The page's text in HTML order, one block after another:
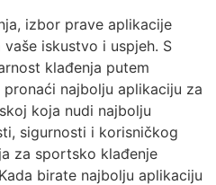
izbor prave aplikacije
iskustvo i uspjeh. S
klađenja putem
najbolju aplikaciju za
koja nudi najbolju
sigurnosti i korisničkog
za sportsko klađenje
birate najbolju aplikaciju